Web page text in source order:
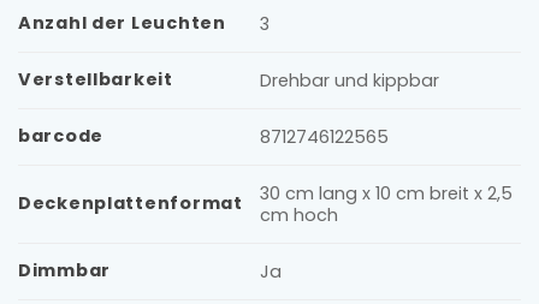
Anzahl der Leuchten 3
Verstellbarkeit Drehbar und kippbar
barcode 8712746122565
Deckenplattenformat
30 cm lang x 10 cm breit x 2,5
cm hoch
Dimmbar Ja